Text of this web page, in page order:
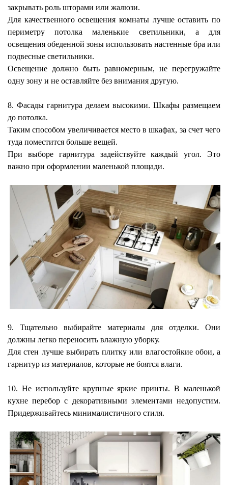
закрывать роль шторами или жалюзи.
Для качественного освещения комнаты лучше оставить по
периметру потолка маленькие светильники, а для
освещения обеденной зоны использовать настенные бра или
подвесные светильники.
Освещение должно быть равномерным, не перегружайте
одну зону и не оставляйте без внимания другую.
8. Фасады гарнитура делаем высокими. Шкафы размещаем
до потолка.
Таким способом увеличивается место в шкафах, за счет чего
туда поместится больше вещей.
При выборе гарнитура задействуйте каждый угол. Это
важно при оформлении маленькой площади.
9. Тщательно выбирайте материалы для отделки. Они
должны легко переносить влажную уборку.
Для стен лучше выбирать плитку или влагостойкие обои, а
гарнитур из материалов, которые не боятся влаги.
10. Не используйте крупные яркие принты. В маленькой
кухне перебор с декоративными элементами недопустим.
Придерживайтесь минималистичного стиля.